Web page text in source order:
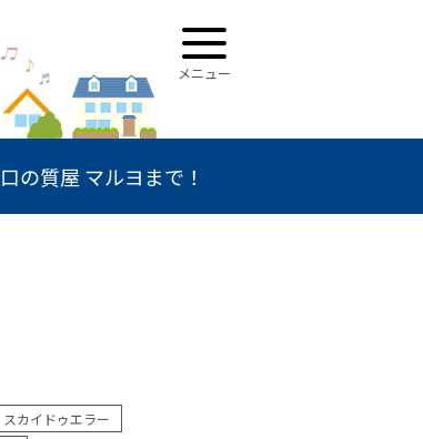
の質屋 マルヨまで！
スカイドゥエラー